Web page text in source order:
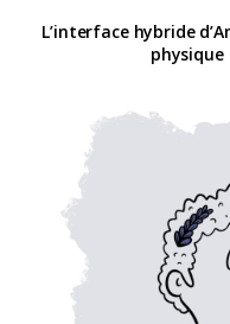
L’interface hybride
physique